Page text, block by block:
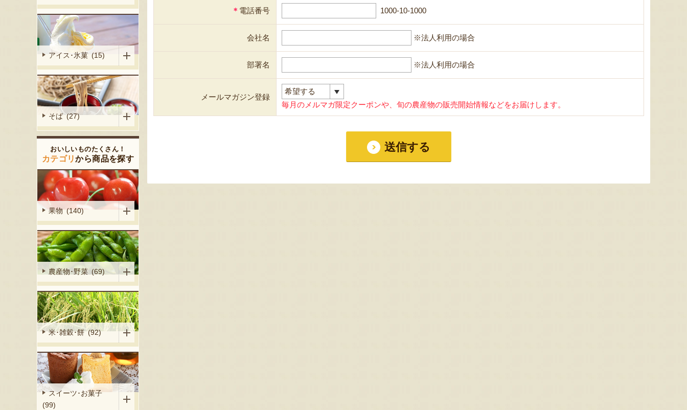
＊ 電話番号 1000-10-1000
会社名 ※法人利用の場合
部署名 ※法人利用の場合
メールマガジン登録
毎月のメルマガ限定クーポンや、旬の農産物の販売開始情報などをお届けします。
アイス･氷菓 (15)
そば (27)
おいしいものたくさん！
カテゴリから商品を探す
果物 (140)
農産物･野菜 (69)
米･雑穀･餅 (92)
スイーツ･お菓子
(99)